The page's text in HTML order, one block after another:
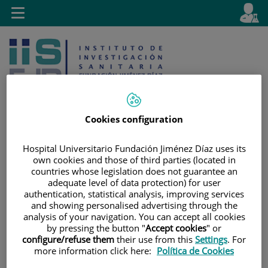
Saltar al contenido
contenido
Selector
activo
es
Buscar
Toggle
navigation
Cookies configuration
Hospital Universitario Fundación Jiménez Díaz uses its
own cookies and those of third parties (located in
countries whose legislation does not guarantee an
adequate level of data protection) for user
authentication, statistical analysis, improving services
and showing personalised advertising through the
analysis of your navigation. You can accept all cookies
by pressing the button "Accept cookies" or
configure/refuse them their use from this Settings. For
more information click here: Política de Cookies